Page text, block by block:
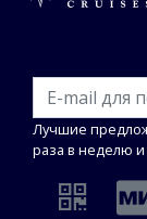
Лучшие
раза в неделю